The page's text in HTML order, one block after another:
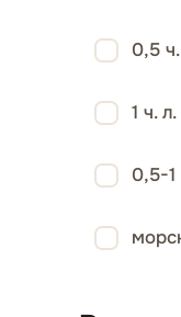
0,5
1 ч.
0,5-1